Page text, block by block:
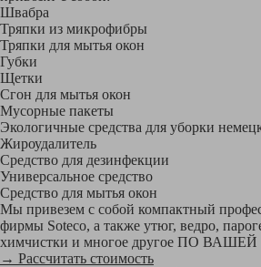
Швабра
Тряпки из микрофибры
Тряпки для мытья окон
Губки
Щетки
Сгон для мытья окон
Мусорные пакеты
Экологичные средства для уборки
Жироудалитель
Средство для дезинфекции
Универсальное средство
Средство для мытья окон
Мы привезем с собой компактный
фирмы Soteco, а также утюг, ведро,
химчистки и многое другое ПО
→ Рассчитать стоимость